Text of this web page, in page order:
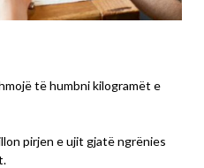
të humbni kilogramët e
pirjen e ujit gjatë ngrënies